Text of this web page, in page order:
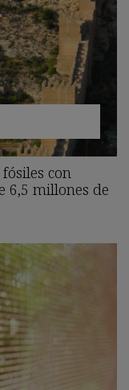
con
6,5 millones de